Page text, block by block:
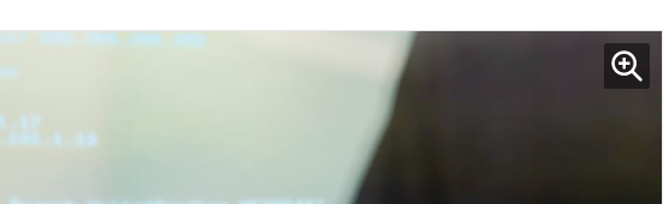
서 젠슨 황 재회동
국산 CSP사 '마켓플레이스' 커졌
다…5개사 등록 솔루션 1439개
10 코히어, 통제 가능한 소버린 AI 지